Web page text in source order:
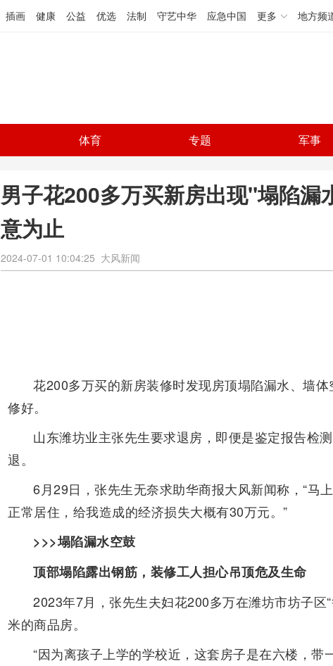
插画 健康 公益 优选 法制 守艺中华 应急中国 更多 地方频
体育 专题 军事
男子花200多万买新房出现"塌陷漏
意为止
2024-07-01 10:04:25 大风新闻
花200多万买的新房装修时发现房顶塌陷漏水、墙
修好。
山东潍坊业主张先生要求退房，即便是鉴定报告检
退。
6月29日，张先生无奈求助华商报大风新闻称，“马
正常居住，给我造成的经济损失大概有30万元。”
>>>塌陷漏水空鼓
顶部塌陷露出钢筋，装修工人担心吊顶危及生命
2023年7月，张先生夫妇花200多万在潍坊市坊子区
米的商品房。
“因为离孩子上学的学校近，这套房子是在六楼，带